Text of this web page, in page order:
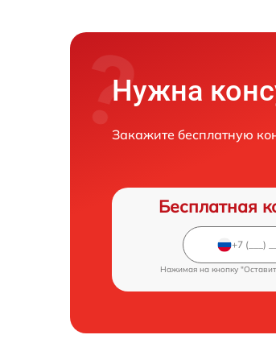
Нужна
Закажите бесплатную
Бесплатная
Нажимая на кнопку